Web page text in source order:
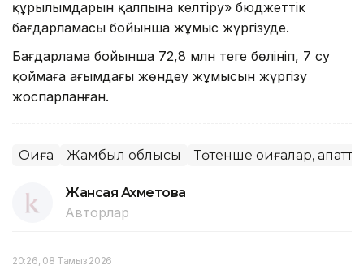
құрылымдарын қалпына келтіру» бюджеттік
бағдарламасы бойынша жұмыс жүргізуде.
Бағдарлама бойынша 72,8 млн теңге бөлініп, 7 су
қоймаға ағымдағы жөндеу жұмысын жүргізу
жоспарланған.
Оқиға Жамбыл облысы Төтенше оқиғалар,
Жансая Ахметова
Авторлар
20:26, 08 Тамыз 2026